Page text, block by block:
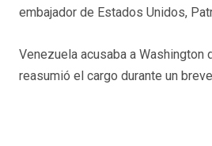
embajador de Estados Unidos,
Venezuela acusaba a Washington
reasumió el cargo durante un